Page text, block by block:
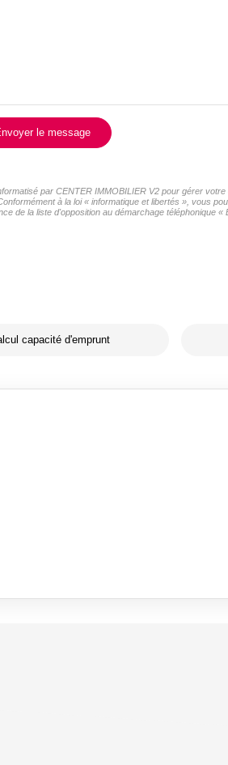
le message
par CENTER IMMOBILIER V2 pour gérer
à la loi « informatique et libertés », vous
de la liste d'opposition au démarchage téléphonique
capacité d'emprunt